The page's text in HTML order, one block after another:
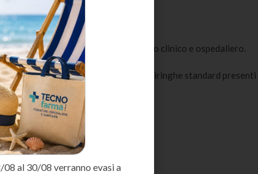
sicure, indolori ed efficaci in ambito clinico e ospedaliero.
la compatibilità con tutte le siringhe standard presenti
al 30/08 verranno evasi a